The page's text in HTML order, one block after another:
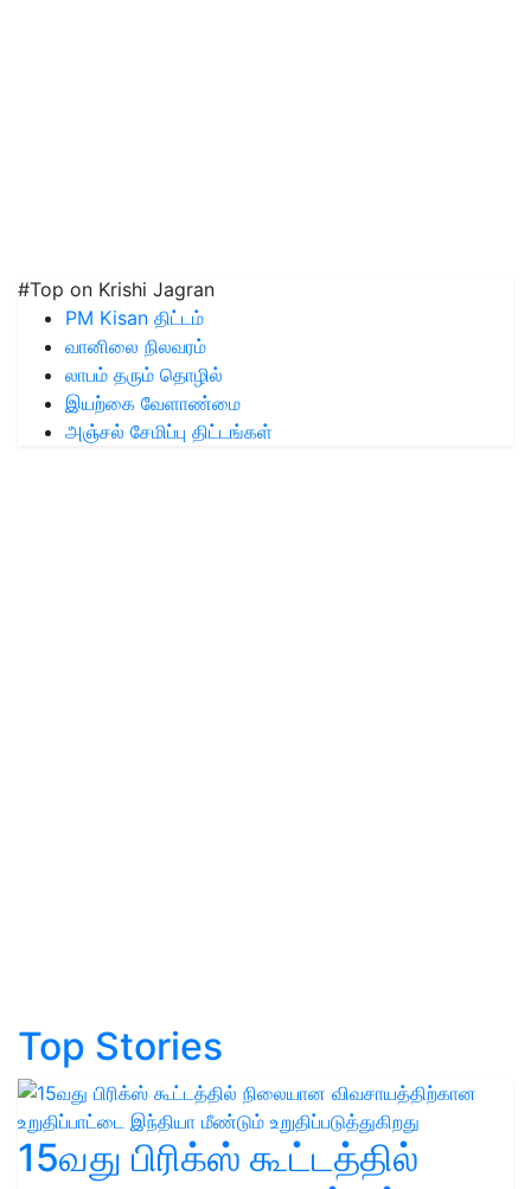
#Top on Krishi Jagran
PM Kisan திட்டம்
வானிலை நிலவரம்
லாபம் தரும் தொழில்
இயற்கை வேளாண்மை
அஞ்சல் சேமிப்பு திட்டங்கள்
Top Stories
15வது பிரிக்ஸ் கூட்டத்தில்